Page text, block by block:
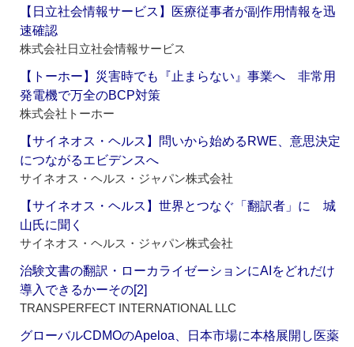
【日立社会情報サービス】医療従事者が副作用情報を迅
速確認
株式会社日立社会情報サービス
【トーホー】災害時でも『止まらない』事業へ 非常用
発電機で万全のBCP対策
株式会社トーホー
【サイネオス・ヘルス】問いから始めるRWE、意思決定
につながるエビデンスへ
サイネオス・ヘルス・ジャパン株式会社
【サイネオス・ヘルス】世界とつなぐ「翻訳者」に 城
山氏に聞く
サイネオス・ヘルス・ジャパン株式会社
治験文書の翻訳・ローカライゼーションにAIをどれだけ
導入できるかーその[2]
TRANSPERFECT INTERNATIONAL LLC
グローバルCDMOのApeloa、日本市場に本格展開し医薬